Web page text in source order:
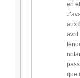
eh
aux
avril
que